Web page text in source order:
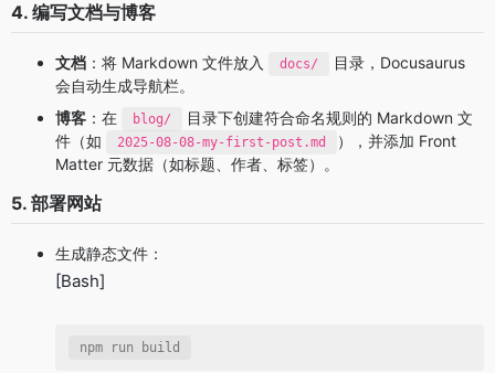
4. 编写文档与博客
文档 ：将 Markdown 文件放入 docs/
目录，Docusaurus
会自动生成导航栏。
博客 ：在 blog/
目录下创建符合命名规则的 Markdown 文
件（如
2025-08-08-my-first-post.md
），并添加 Front
Matter 元数据（如标题、作者、标签）。
5. 部署网站
生成静态文件：
[Bash]
npm run build